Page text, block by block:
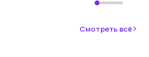
Смотреть всё